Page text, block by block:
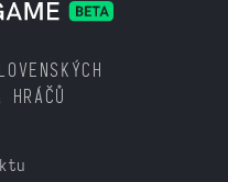
HRÁČŮ